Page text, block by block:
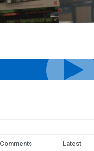
Comments Latest